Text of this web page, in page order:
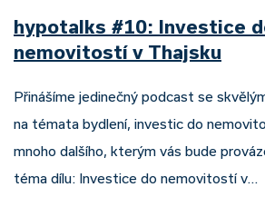
hypotalks #10: Investice
nemovitostí v Thajsku
Přinášíme jedinečný podcast se
na témata bydlení, investic do
mnoho dalšího, kterým vás bude
téma dílu: Investice do nemovitostí v…